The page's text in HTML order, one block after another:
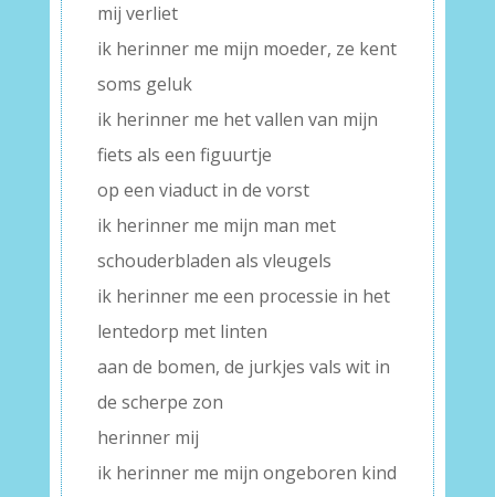
mij verliet
ik herinner me mijn moeder, ze kent
soms geluk
ik herinner me het vallen van mijn
fiets als een figuurtje
op een viaduct in de vorst
ik herinner me mijn man met
schouderbladen als vleugels
ik herinner me een processie in het
lentedorp met linten
aan de bomen, de jurkjes vals wit in
de scherpe zon
herinner mij
ik herinner me mijn ongeboren kind